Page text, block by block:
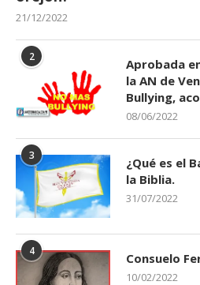
21/12/2022
2
Aprobada
la AN de
Bullying,
08/06/2022
3
¿Qué es el
la Biblia.
31/07/2022
4 Consuelo
10/02/2022